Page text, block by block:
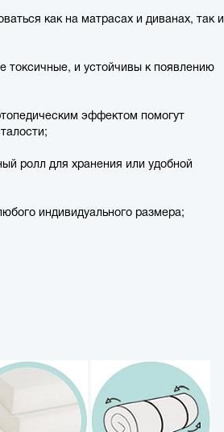
как на матрасах и диванах, так и
токсичные, и устойчивы к появлению
эффектом помогут
ролл для хранения или удобной
индивидуального размера;